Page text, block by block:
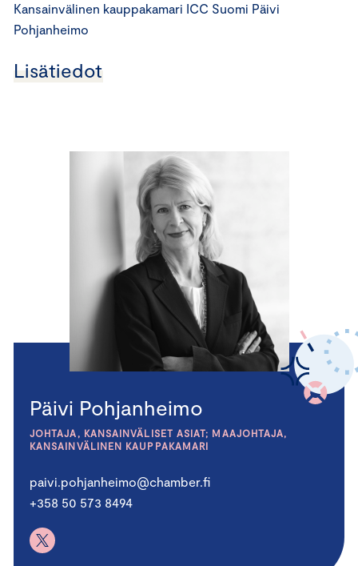
Kansainvälinen kauppakamari ICC Suomi Päivi
Pohjanheimo
Lisätiedot
Päivi Pohjanheimo
JOHTAJA, KANSAINVÄLISET ASIAT; MAAJOHTAJA,
KANSAINVÄLINEN KAUPPAKAMARI
paivi.pohjanheimo@chamber.fi
+358 50 573 8494